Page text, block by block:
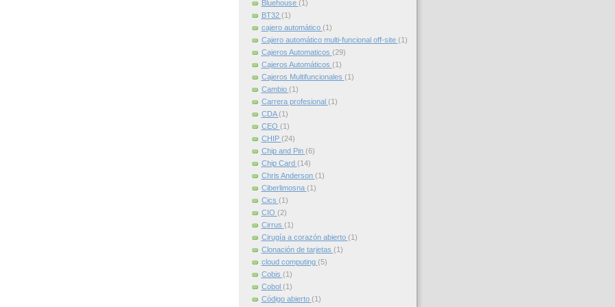
Bluehouse (1)
BT32 (1)
cajero automático (1)
Cajero automático multi-funcional off-site (1)
Cajeros Automaticos (29)
Cajeros Automáticos (1)
Cajeros Multifuncionales (1)
Cambio (1)
Carrera profesional (1)
CDA(1)
CEO (1)
CHIP (24)
Chip and Pin (6)
Chip Card (14)
Chris Anderson (1)
Ciberlimosna (1)
Cics (1)
CIO (2)
Cirrus (1)
Cirugía a corazón abierto (1)
Clonación de tarjetas (1)
cloud computing (5)
Cobis (1)
Cobol (1)
Código abierto (1)